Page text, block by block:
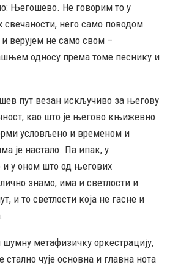
Његошево. Не говорим то у
свечаности, него само поводом
верујем не само свом –
односу према томе песнику и
пут везан искључиво за његову
као што је његово књижевно
условљено и временом и
је настало. Па ипак, у
у оном што од његових
знамо, има и светлости и
и то светлости која не гасне и
метафизичку оркестрацију,
чује основна и главна нота